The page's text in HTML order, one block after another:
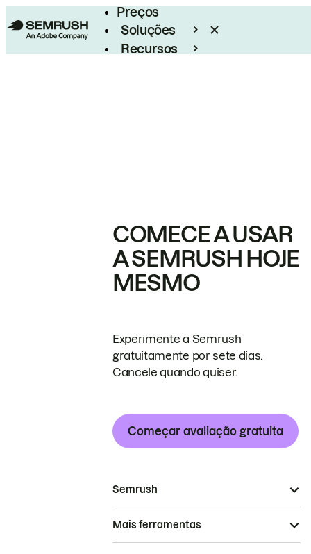
Preços
Soluções
Recursos
COMECE A USAR
A SEMRUSH HOJE
MESMO
Experimente a Semrush
gratuitamente por sete dias.
Cancele quando quiser.
Começar avaliação gratuita
Semrush
Mais ferramentas